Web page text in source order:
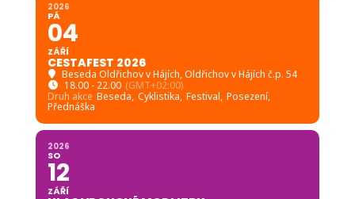
2026
PÁ
04
ZÁŘÍ
CESTAFEST 2026
Beseda Oldřichov v Hájích, Oldřichov v Hájích č.p. 54
18.00 - 22.00 (GMT+02:00)
Druh akce Beseda, Cyklistika, Festival, Posezení,
Přednáška
2026
SO
12
ZÁŘÍ